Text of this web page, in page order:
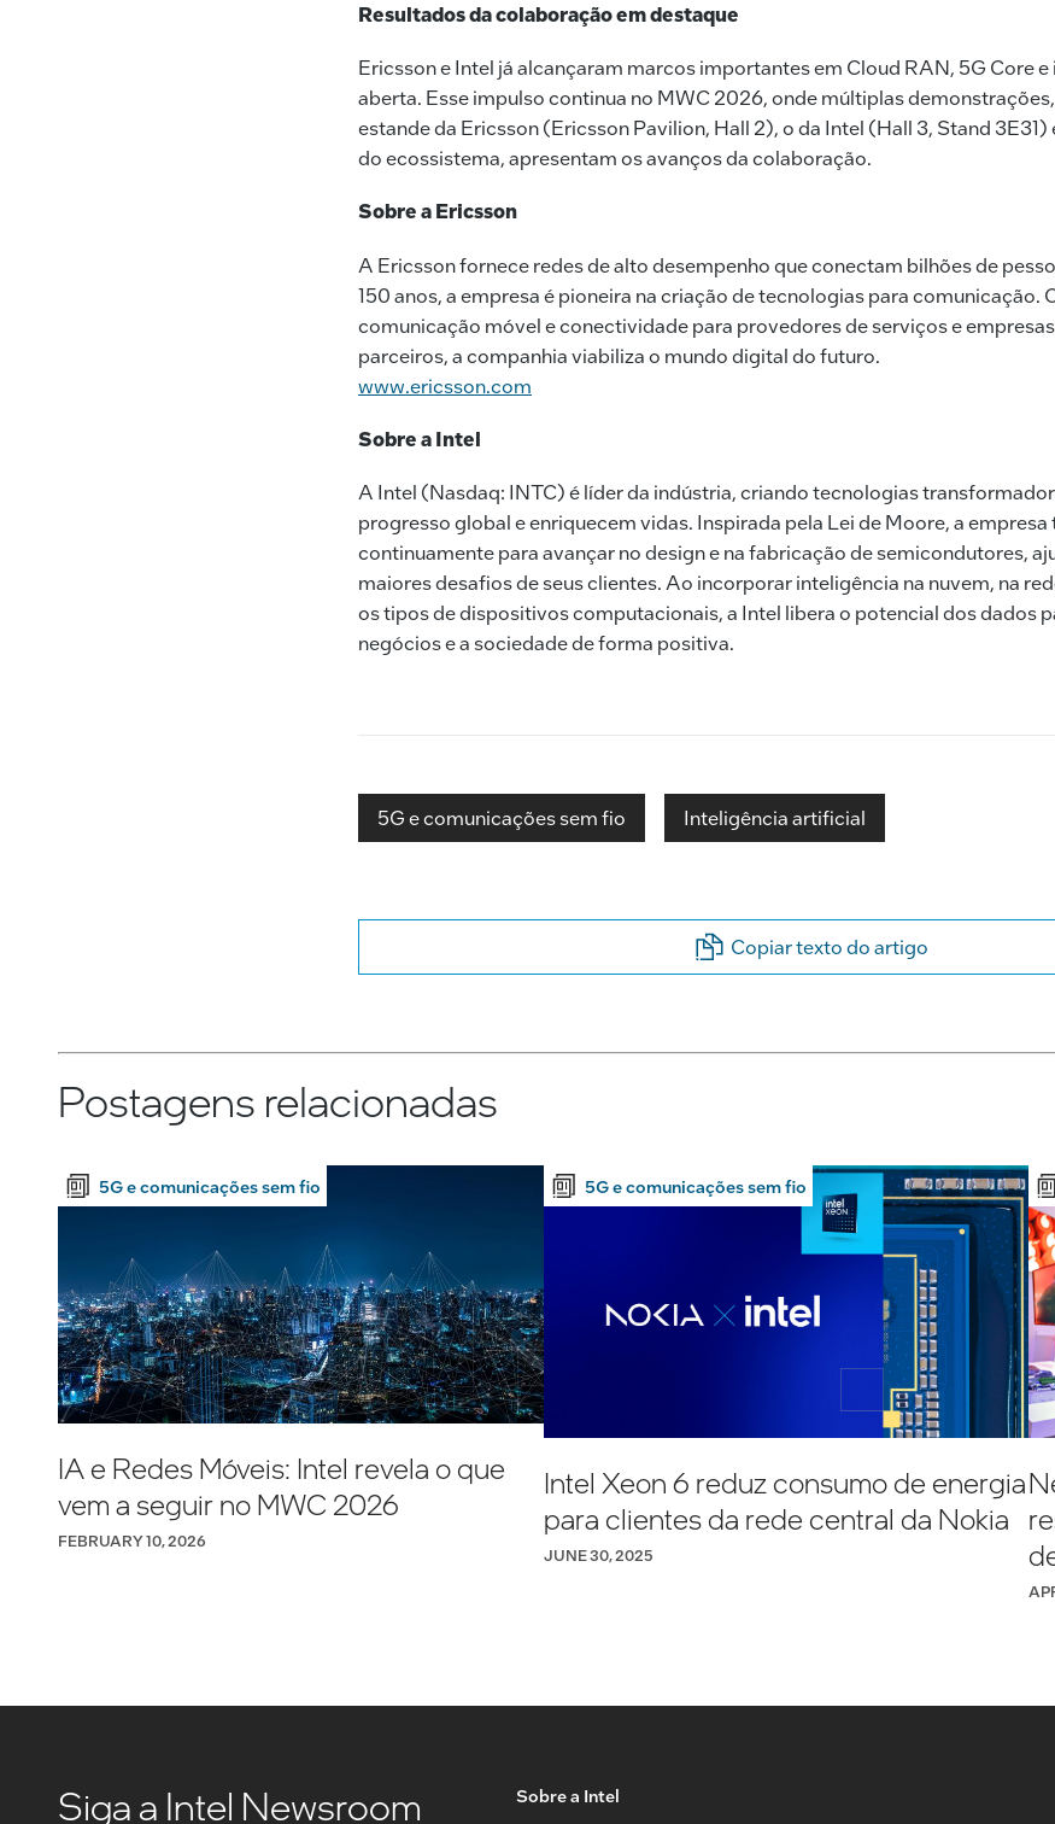
Resultados da colaboração em destaque
Ericsson e Intel já alcançaram marcos importantes em Cloud RAN, 5G Core
aberta. Esse impulso continua no MWC 2026, onde múltiplas
estande da Ericsson (Ericsson Pavilion, Hall 2), o da Intel (Hall 3, Stand
do ecossistema, apresentam os avanços da colaboração.
Sobre a Ericsson
A Ericsson fornece redes de alto desempenho que conectam bilhões de
150 anos, a empresa é pioneira na criação de tecnologias para comunicação.
comunicação móvel e conectividade para provedores de serviços e
parceiros, a companhia viabiliza o mundo digital do futuro.
www.ericsson.com
Sobre a Intel
A Intel (Nasdaq: INTC) é líder da indústria, criando tecnologias
progresso global e enriquecem vidas. Inspirada pela Lei de Moore, a empresa
continuamente para avançar no design e na fabricação de semicondutores,
maiores desafios de seus clientes. Ao incorporar inteligência na nuvem, na
os tipos de dispositivos computacionais, a Intel libera o potencial dos dados
negócios e a sociedade de forma positiva.
5G e comunicações sem fio Inteligência artificial
Copiar texto do artigo
Postagens relacionadas
5G e comunicações sem fio
IA e Redes Móveis: Intel revela o que
vem a seguir no MWC 2026
FEBRUARY 10, 2026
5G e comunicações sem fio
Intel Xeon 6 reduz consumo de energia
para clientes da rede central da Nokia
JUNE 30, 2025
Siga a Intel Newsroom Sobre a Intel